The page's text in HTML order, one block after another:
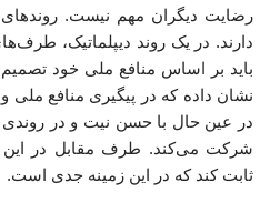
رضایت دیگران مهم نیست. روندهای
دارند. در یک روند دیپلماتیک،
باید بر اساس منافع ملی خود
نشان داده که در پیگیری منافع
در عین حال با حسن نیت و در روندی
شرکت می‌کند. طرف مقابل در این
ثابت کند که در این زمینه جدی است.